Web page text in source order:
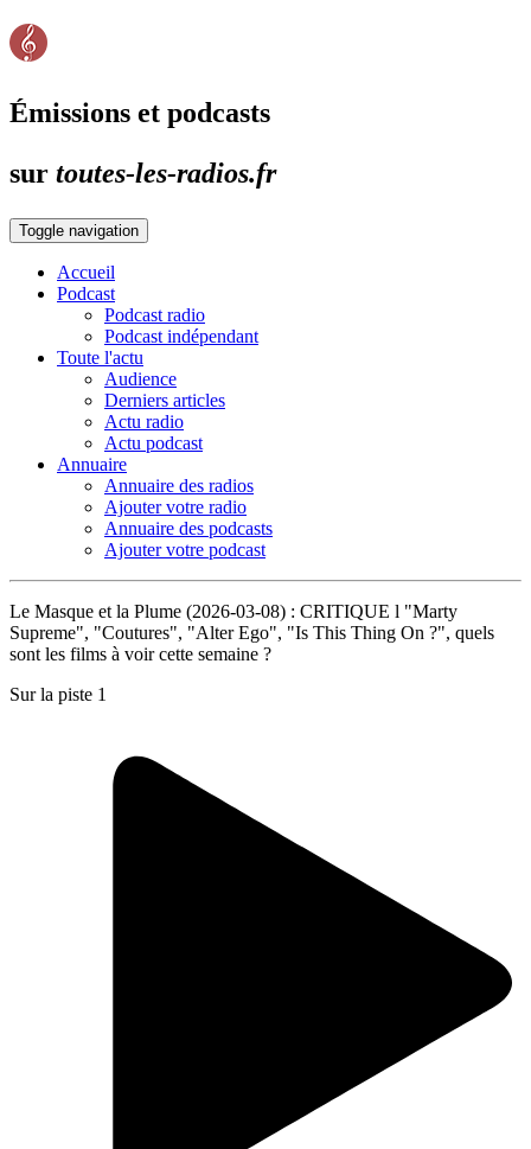
Émissions et podcasts
sur toutes-les-radios.fr
Toggle navigation
Accueil
Podcast
Podcast radio
Podcast indépendant
Toute l'actu
Audience
Derniers articles
Actu radio
Actu podcast
Annuaire
Annuaire des radios
Ajouter votre radio
Annuaire des podcasts
Ajouter votre podcast
Le Masque et la Plume (2026-03-08) : CRITIQUE l "Marty
Supreme", "Coutures", "Alter Ego", "Is This Thing On ?", quels
sont les films à voir cette semaine ?
Sur la piste 1